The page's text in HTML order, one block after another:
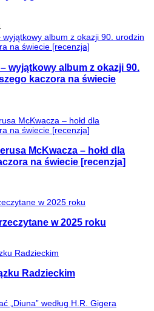
wyjątkowy album z okazji 90.
kaczora na świecie
McKwacza – hołd dla
na świecie [recenzja]
w 2025 roku
Radzieckim